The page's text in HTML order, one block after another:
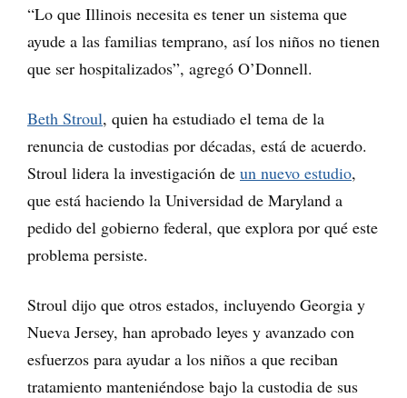
“Lo que Illinois necesita es tener un sistema que
ayude a las familias temprano, así los niños no tienen
que ser hospitalizados”, agregó O’Donnell.
Beth Stroul, quien ha estudiado el tema de la
renuncia de custodias por décadas, está de acuerdo.
Stroul lidera la investigación de un nuevo estudio,
que está haciendo la Universidad de Maryland a
pedido del gobierno federal, que explora por qué este
problema persiste.
Stroul dijo que otros estados, incluyendo Georgia y
Nueva Jersey, han aprobado leyes y avanzado con
esfuerzos para ayudar a los niños a que reciban
tratamiento manteniéndose bajo la custodia de sus